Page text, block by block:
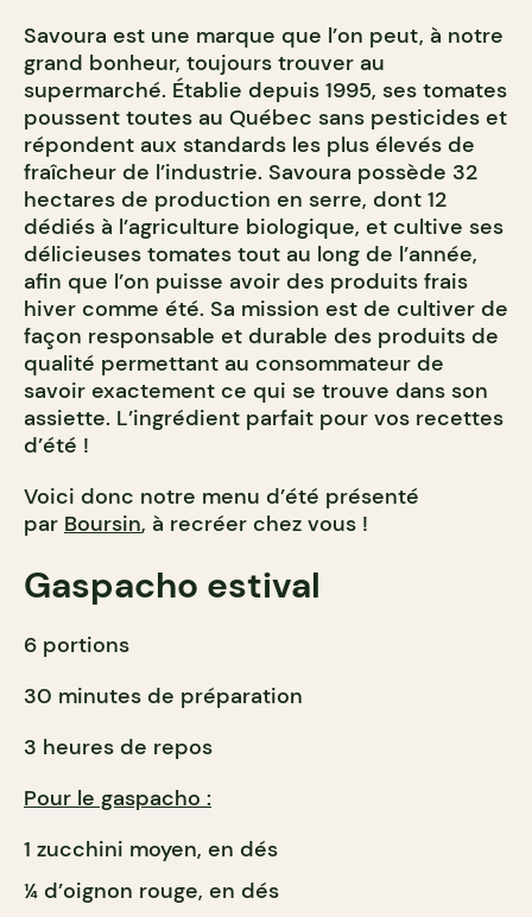
Savoura est une marque que l’on peut, à notre
grand bonheur, toujours trouver au
supermarché. Établie depuis 1995, ses tomates
poussent toutes au Québec sans pesticides et
répondent aux standards les plus élevés de
fraîcheur de l’industrie. Savoura possède 32
hectares de production en serre, dont 12
dédiés à l’agriculture biologique, et cultive ses
délicieuses tomates tout au long de l’année,
afin que l’on puisse avoir des produits frais
hiver comme été. Sa mission est de cultiver de
façon responsable et durable des produits de
qualité permettant au consommateur de
savoir exactement ce qui se trouve dans son
assiette. L’ingrédient parfait pour vos recettes
d’été !
Voici donc notre menu d’été présenté
par Boursin, à recréer chez vous !
Gaspacho estival
6 portions
30 minutes de préparation
3 heures de repos
Pour le gaspacho :
1 zucchini moyen, en dés
¼ d’oignon rouge, en dés